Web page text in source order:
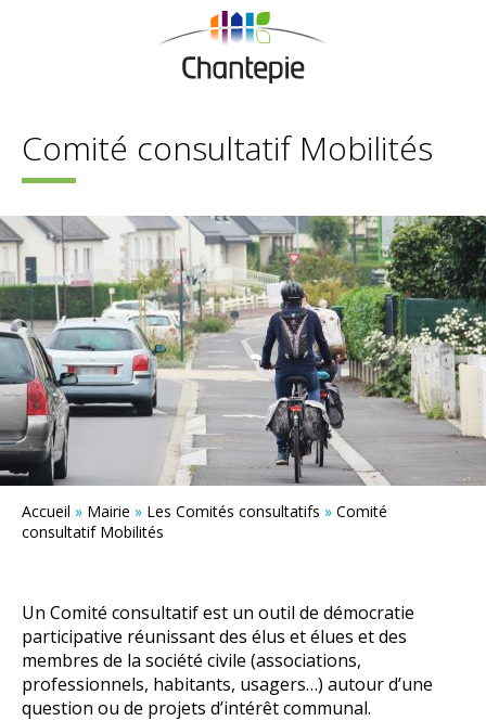
Comité consultatif Mobilités
Accueil » Mairie » Les Comités consultatifs » Comité
consultatif Mobilités
Un Comité consultatif est un outil de démocratie
participative réunissant des élus et élues et des
membres de la société civile (associations,
professionnels, habitants, usagers…) autour d’une
question ou de projets d’intérêt communal.